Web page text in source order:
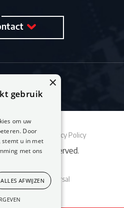
Policy Privacy Policy
All rights reserved.
makendoor Conversal
×
gebruik
om uw
Door
stemt u in met
met ons
ALLES AFWIJZEN